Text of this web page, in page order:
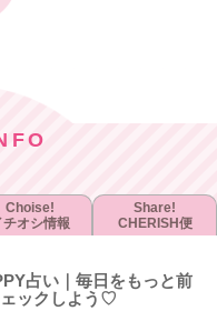
Choise!
チオシ情報
Share!
CHERISH便
占い｜毎日をもっと前
ックしよう♡